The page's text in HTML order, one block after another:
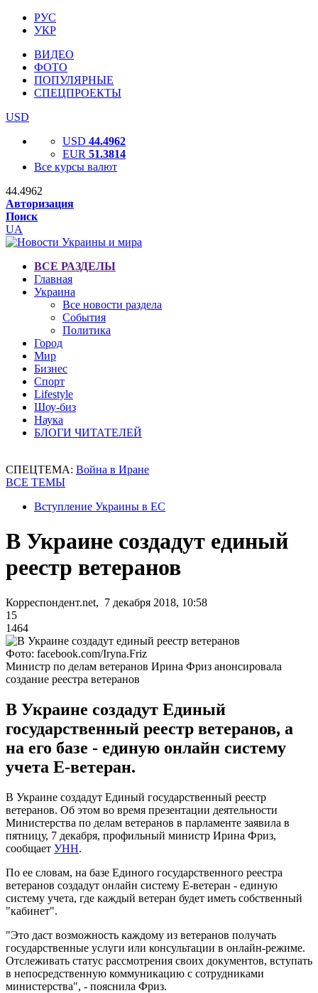
РУС
УКР
ВИДЕО
ФОТО
ПОПУЛЯРНЫЕ
СПЕЦПРОЕКТЫ
USD
USD 44.4962
EUR 51.3814
Все курсы валют
44.4962
Авторизация
Поиск
UA
ВСЕ РАЗДЕЛЫ
Главная
Украина
Все новости раздела
События
Политика
Город
Мир
Бизнес
Спорт
Lifestyle
Шоу-биз
Наука
БЛОГИ ЧИТАТЕЛЕЙ
СПЕЦТЕМА: Война в Иране
ВСЕ ТЕМЫ
Вступление Украины в ЕС
В Украине создадут единый
реестр ветеранов
Корреспондент.net, 7 декабря 2018, 10:58
15
1464
Фото: facebook.com/Iryna.Friz
Министр по делам ветеранов Ирина Фриз анонсировала
создание реестра ветеранов
В Украине создадут Единый
государственный реестр ветеранов, а
на его базе - единую онлайн систему
учета Е-ветеран.
В Украине создадут Единый государственный реестр
ветеранов. Об этом во время презентации деятельности
Министерства по делам ветеранов в парламенте заявила в
пятницу, 7 декабря, профильный министр Ирина Фриз,
сообщает УНН.
По ее словам, на базе Единого государственного реестра
ветеранов создадут онлайн систему Е-ветеран - единую
систему учета, где каждый ветеран будет иметь собственный
"кабинет".
"Это даст возможность каждому из ветеранов получать
государственные услуги или консультации в онлайн-режиме.
Отслеживать статус рассмотрения своих документов, вступать
в непосредственную коммуникацию с сотрудниками
министерства", - пояснила Фриз.